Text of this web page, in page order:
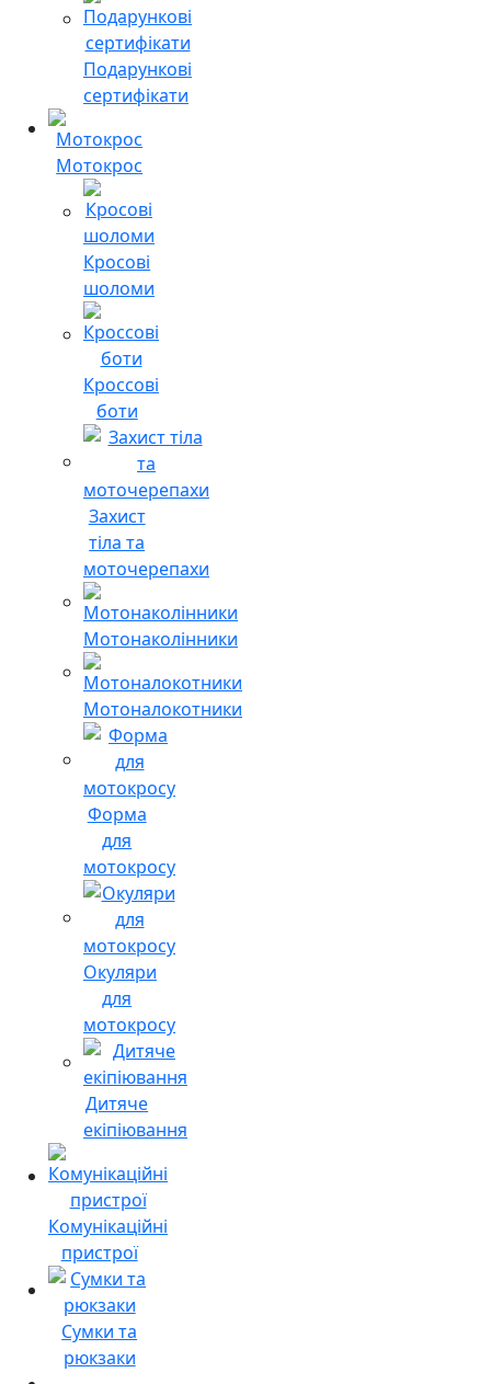
Подарункові
сертифікати
Мотокрос
Кросові
шоломи
Кроссові
боти
Захист
тіла та
моточерепахи
Мотонаколінники
Мотоналокотники
Форма
для
мотокросу
Окуляри
для
мотокросу
Дитяче
екіпіювання
Комунікаційні
пристрої
Сумки та
рюкзаки